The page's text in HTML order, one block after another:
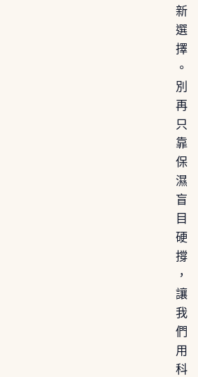
新
選
擇
。
別
再
只
靠
保
濕
盲
目
硬
撐
，
讓
我
們
用
科